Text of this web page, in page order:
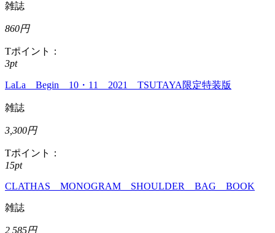
雑誌
860円
Tポイント：
3pt
LaLa Begin 10・11 2021 TSUTAYA限定特装版
雑誌
3,300円
Tポイント：
15pt
CLATHAS MONOGRAM SHOULDER BAG BOOK
雑誌
2,585円